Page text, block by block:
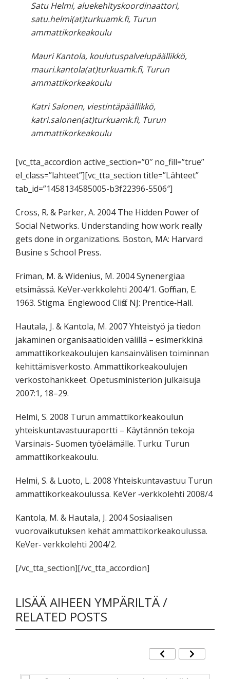
Satu Helmi, aluekehityskoordinaattori,
satu.helmi(at)turkuamk.fi, Turun
ammattikorkeakoulu
Mauri Kantola, koulutuspalvelupäällikkö,
mauri.kantola(at)turkuamk.fi, Turun
ammattikorkeakoulu
Katri Salonen, viestintäpäällikkö,
katri.salonen(at)turkuamk.fi, Turun
ammattikorkeakoulu
[vc_tta_accordion active_section=”0″ no_fill=”true”
el_class=”lahteet”][vc_tta_section title=”Lähteet”
tab_id=”1458134585005-b3f22396-5506″]
Cross, R. & Parker, A. 2004 The Hidden Power of
Social Networks. Understanding how work really
gets done in organizations. Boston, MA: Harvard
Busine s School Press.
Friman, M. & Widenius, M. 2004 Synenergiaa
etsimässä. KeVer‐verkkolehti 2004/1. Goffman, E.
1963. Stigma. Englewood Cliffs. NJ: Prentice‐Hall.
Hautala, J. & Kantola, M. 2007 Yhteistyö ja tiedon
jakaminen organisaatioiden välillä – esimerkkinä
ammattikorkeakoulujen kansainvälisen toiminnan
kehittämisverkosto. Ammattikorkeakoulujen
verkostohankkeet. Opetusministeriön julkaisuja
2007:1, 18–29.
Helmi, S. 2008 Turun ammattikorkeakoulun
yhteiskuntavastuuraportti – Käytännön tekoja
Varsinais‐ Suomen työelämälle. Turku: Turun
ammattikorkeakoulu.
Helmi, S. & Luoto, L. 2008 Yhteiskuntavastuu Turun
ammattikorkeakoulussa. KeVer ‐verkkolehti 2008/4
Kantola, M. & Hautala, J. 2004 Sosiaalisen
vuorovaikutuksen kehät ammattikorkeakoulussa.
KeVer‐ verkkolehti 2004/2.
[/vc_tta_section][/vc_tta_accordion]
LISÄÄ AIHEEN YMPÄRILTÄ /
RELATED POSTS